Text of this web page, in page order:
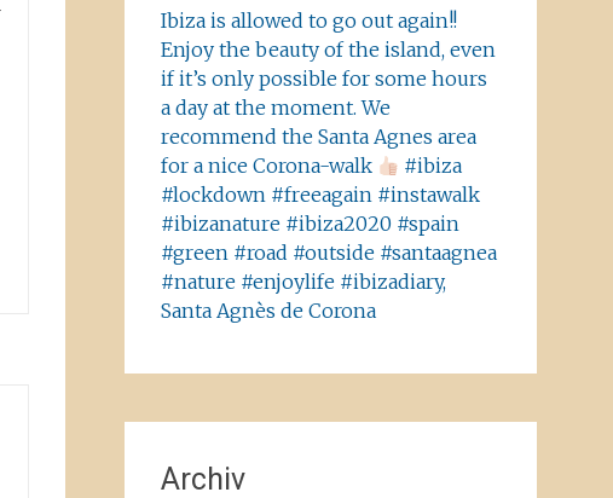
Ibiza is allowed to go out again!!
Enjoy the beauty of the island, even
if it’s only possible for some hours
a day at the moment. We
recommend the Santa Agnes area
for a nice Corona-walk
#ibiza
#lockdown #freeagain #instawalk
#ibizanature #ibiza2020 #spain
#green #road #outside #santaagnea
#nature #enjoylife #ibizadiary,
Santa Agnès de Corona
Archiv